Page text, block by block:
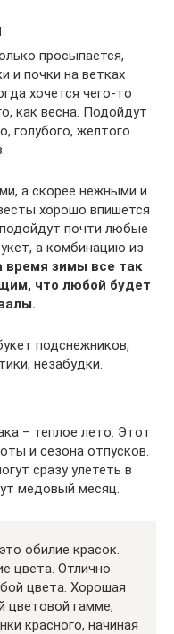
просыпается,
и почки на ветках
хочется чего-то
как весна. Подойдут
голубого, желтого
а скорее нежными и
хорошо впишется
почти любые
а комбинацию из
время зимы все так
что любой будет
подснежников,
незабудки.
– теплое лето. Этот
и сезона отпусков.
сразу улететь в
медовый месяц.
обилие красок.
цвета. Отлично
цвета. Хорошая
цветовой гамме,
красного, начиная